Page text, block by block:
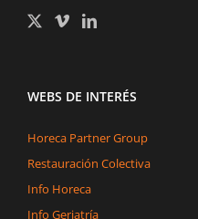
WEBS DE INTERÉS
Horeca Partner Group
Restauración Colectiva
Info Horeca
Info Geriatría